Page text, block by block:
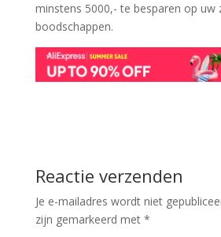
minstens 5000,- te besparen op uw
boodschappen.
Reactie verzenden
Je e-mailadres wordt niet
zijn gemarkeerd met *